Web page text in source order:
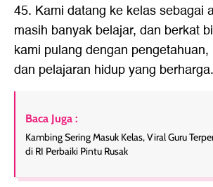
45. Kami datang ke kelas sebagai
masih banyak belajar, dan berkat
kami pulang dengan
dan pelajaran hidup yang berharga.
Baca Juga :
Kambing Sering Masuk Kelas, Viral Guru
di RI Perbaiki Pintu Rusak